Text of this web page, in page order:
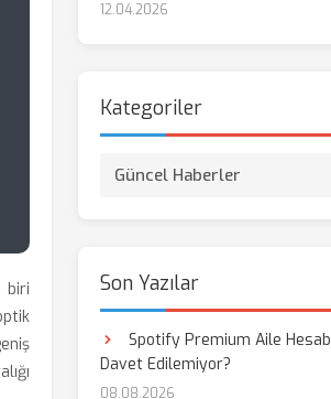
biri
12.04.2026
Kategoriler
Güncel Haberler
Son Yazılar
Spotify Premium Aile
Davet Edilemiyor?
08.08.2026